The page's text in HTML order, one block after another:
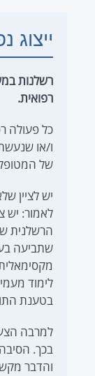
ייצוג
רשלנות
רפואית.
כל פעולה
ו/או
של
יש לציין
לאמור: יש
הרשלנית
שתביעה
לימוד
בטענת
למרבה
בכך.
והדבר